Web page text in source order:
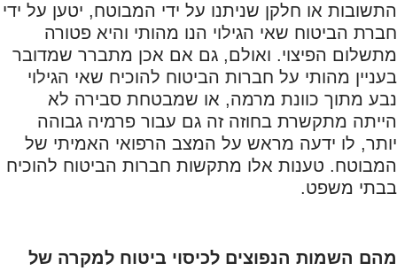
התשובות או חלקן שניתנו על ידי המבוטח, יטען על ידי
חברת הביטוח שאי הגילוי הנו מהותי והיא פטורה
מתשלום הפיצוי. ואולם, גם אם אכן מתברר שמדובר
בעניין מהותי על חברות הביטוח להוכיח שאי הגילוי
נבע מתוך כוונת מרמה, או שמבטחת סבירה לא
הייתה מתקשרת בחוזה זה גם עבור פרמיה גבוהה
יותר, לו ידעה מראש על המצב הרפואי האמיתי של
המבוטח. טענות אלו מתקשות חברות הביטוח להוכיח
בבתי משפט.
מהם השמות הנפוצים לכיסוי ביטוח למקרה של